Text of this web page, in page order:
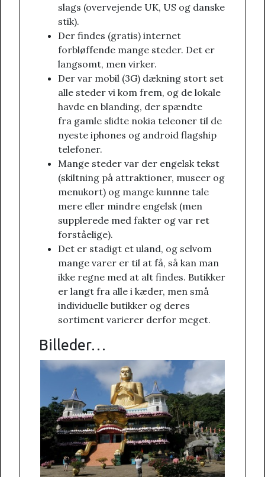
slags (overvejende UK, US og danske
stik).
Der findes (gratis) internet
forbløffende mange steder. Det er
langsomt, men virker.
Der var mobil (3G) dækning stort set
alle steder vi kom frem, og de lokale
havde en blanding, der spændte
fra gamle slidte nokia teleoner til de
nyeste iphones og android flagship
telefoner.
Mange steder var der engelsk tekst
(skiltning på attraktioner, museer og
menukort) og mange kunnne tale
mere eller mindre engelsk (men
supplerede med fakter og var ret
forståelige).
Det er stadigt et uland, og selvom
mange varer er til at få, så kan man
ikke regne med at alt findes. Butikker
er langt fra alle i kæder, men små
individuelle butikker og deres
sortiment varierer derfor meget.
Billeder…